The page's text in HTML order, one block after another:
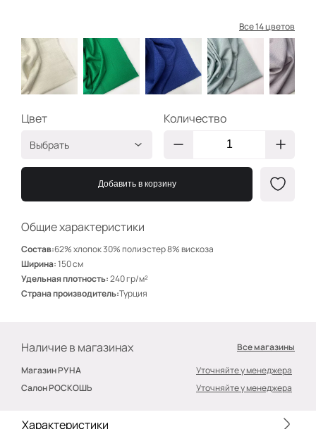
Общие характеристики
Состав:62% хлопок 30% полиэстер 8% вискоза
Ширина:150 см
Удельная плотность:240 гр/м²
Страна производитель:Турция
Все 14 цветов
Наличие в магазинах
Все магазины
Магазин РУНА
Уточняйте у менеджера
Салон РОСКОШЬ
Уточняйте у менеджера
Цвет
Выбрать
Айвори
БВ501
БВ503
Ментол
Дымка
БВ506
Чёрный
Зелёный
Лимончелло
ваниль
Количество
Добавить в корзину
Характеристики